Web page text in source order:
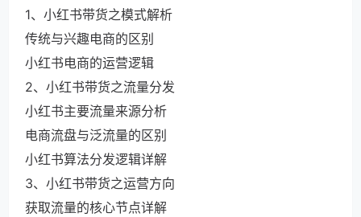
1、小红书带货之模式解析
传统与兴趣电商的区别
小红书电商的运营逻辑
2、小红书带货之流量分发
小红书主要流量来源分析
电商流盘与泛流量的区别
小红书算法分发逻辑详解
3、小红书带货之运营方向
获取流量的核心节点详解